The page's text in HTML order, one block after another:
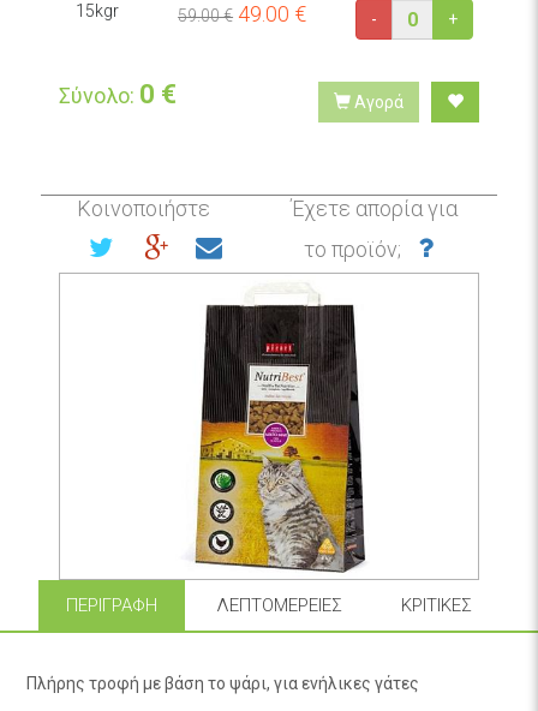
15kgr
59.00 € 49.00 € - +
Σύνολο: 0 € Αγορά
Κοινοποιήστε
Έχετε απορία για
το προϊόν;
ΠΕΡΙΓΡΑΦΉ ΛΕΠΤΟΜΈΡΕΙΕΣ ΚΡΙΤΙΚΈΣ
Πλήρης τροφή με βάση το ψάρι, για ενήλικες γάτες